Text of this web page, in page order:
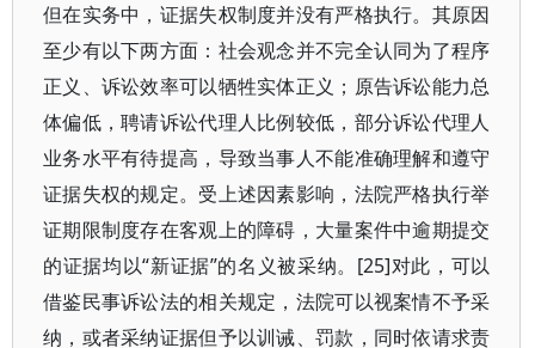
但在实务中，证据失权制度并没有严格执行。其原因
至少有以下两方面：社会观念并不完全认同为了程序
正义、诉讼效率可以牺牲实体正义；原告诉讼能力总
体偏低，聘请诉讼代理人比例较低，部分诉讼代理人
业务水平有待提高，导致当事人不能准确理解和遵守
证据失权的规定。受上述因素影响，法院严格执行举
证期限制度存在客观上的障碍，大量案件中逾期提交
的证据均以“新证据”的名义被采纳。[25]对此，可以
借鉴民事诉讼法的相关规定，法院可以视案情不予采
纳，或者采纳证据但予以训诫、罚款，同时依请求责